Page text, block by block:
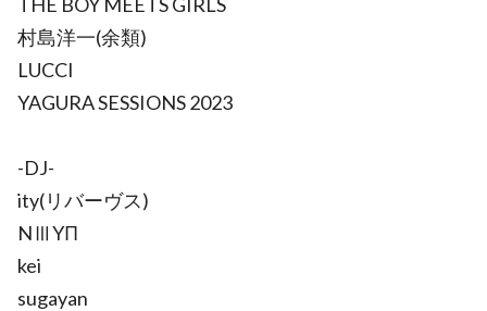
村島洋一(余類)
LUCCI
YAGURA SESSIONS 2023
-DJ-
ity(リバーヴス)
NⅢYΠ
kei
sugayan